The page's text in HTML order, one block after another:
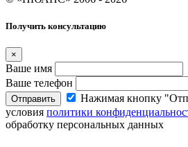
Получить консультацию
×
Ваше имя
Ваше телефон
Отправить
Нажимая кнопку
условия политики
обработку персональных данных